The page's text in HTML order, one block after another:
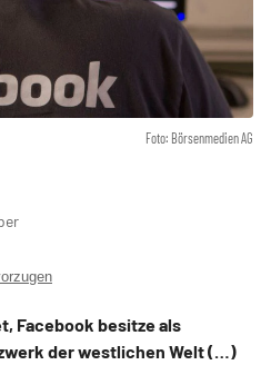
Foto: Börsenmedien AG
Facebook besitze als
der westlichen Welt (…)